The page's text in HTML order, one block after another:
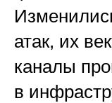
атак, их
каналы
в